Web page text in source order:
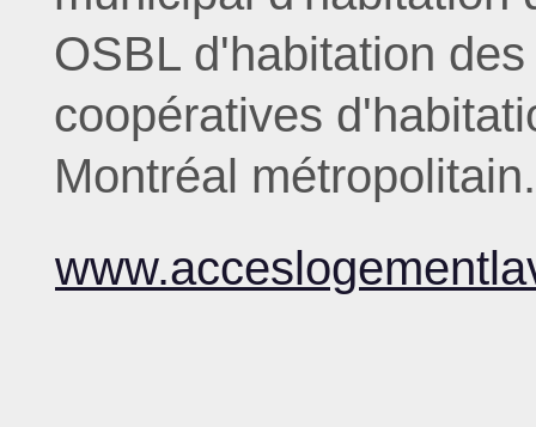
OSBL d'habitation
coopératives
Montréal métropolitain.